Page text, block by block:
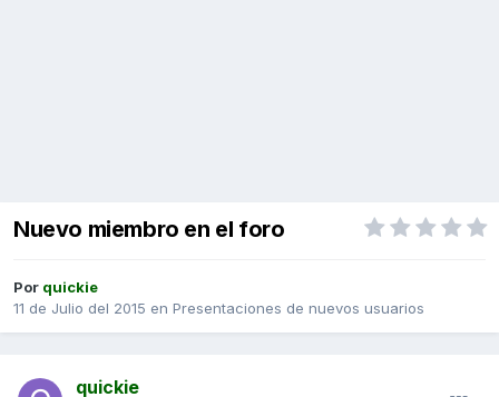
Nuevo miembro en el foro
Por quickie
11 de Julio del 2015 en Presentaciones de nuevos usuarios
quickie